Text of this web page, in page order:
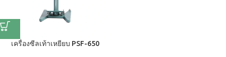
เครื่องซีลเท้าเหยียบ PSF-650